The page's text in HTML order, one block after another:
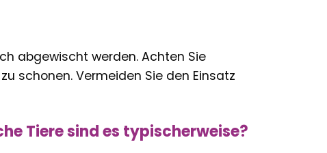
abgewischt werden. Achten Sie
schonen. Vermeiden Sie den Einsatz
Tiere sind es typischerweise?